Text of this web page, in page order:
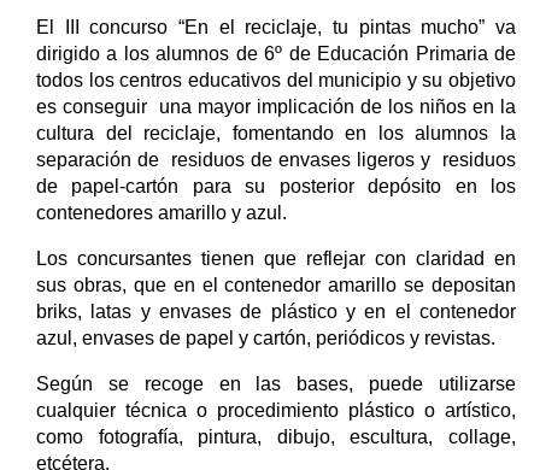
El III concurso “En el reciclaje, tu pintas mucho” va
dirigido a los alumnos de 6º de Educación Primaria de
todos los centros educativos del municipio y su objetivo
es conseguir una mayor implicación de los niños en la
cultura del reciclaje, fomentando en los alumnos la
separación de residuos de envases ligeros y residuos
de papel-cartón para su posterior depósito en los
contenedores amarillo y azul.
Los concursantes tienen que reflejar con claridad en
sus obras, que en el contenedor amarillo se depositan
briks, latas y envases de plástico y en el contenedor
azul, envases de papel y cartón, periódicos y revistas.
Según se recoge en las bases, puede utilizarse
cualquier técnica o procedimiento plástico o artístico,
como fotografía, pintura, dibujo, escultura, collage,
etcétera.